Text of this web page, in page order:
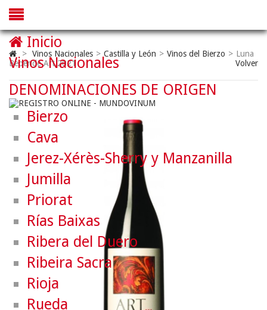
> Vinos Nacionales > Castilla y León > Vinos del Bierzo > Luna
Beberide Art 2021
Volver
Inicio
Vinos Nacionales
DENOMINACIONES DE ORIGEN
Bierzo
Cava
Jerez-Xérès-Sherry y Manzanilla
Jumilla
Priorat
Rías Baixas
Ribera del Duero
Ribeira Sacra
Rioja
Rueda